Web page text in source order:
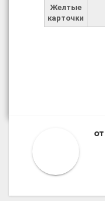
Желтые
карточки
от